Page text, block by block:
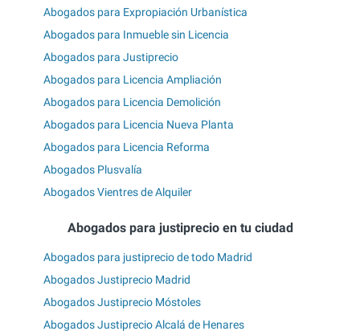
Abogados para Expropiación Urbanística
Abogados para Inmueble sin Licencia
Abogados para Justiprecio
Abogados para Licencia Ampliación
Abogados para Licencia Demolición
Abogados para Licencia Nueva Planta
Abogados para Licencia Reforma
Abogados Plusvalía
Abogados Vientres de Alquiler
Abogados para justiprecio en tu ciudad
Abogados para justiprecio de todo Madrid
Abogados Justiprecio Madrid
Abogados Justiprecio Móstoles
Abogados Justiprecio Alcalá de Henares